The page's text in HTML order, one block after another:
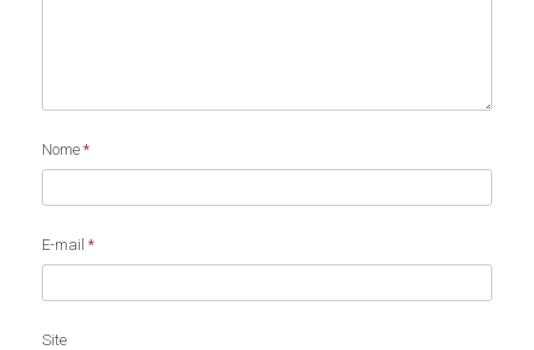
Nome *
E-mail *
Site